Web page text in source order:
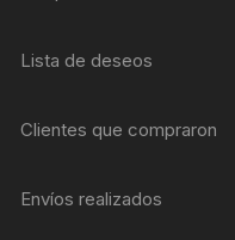
Lista de deseos
Clientes que compraron
Envíos realizados